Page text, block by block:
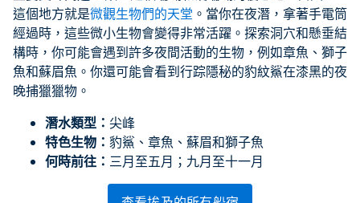
這個地方就是微觀生物們的天堂 。當你在夜潛，拿著手電筒
經過時，這些微小生物會變得非常活躍。探索洞穴和懸垂結
構時，你可能會遇到許多夜間活動的生物，例如章魚、獅子
魚和蘇眉魚。你還可能會看到行踪隱秘的豹紋鯊在漆黑的夜
晚捕獵獵物。
潛水類型： 尖峰
特色生物： 豹鯊、章魚、蘇眉和獅子魚
何時前往： 三月至五月；九月至十一月